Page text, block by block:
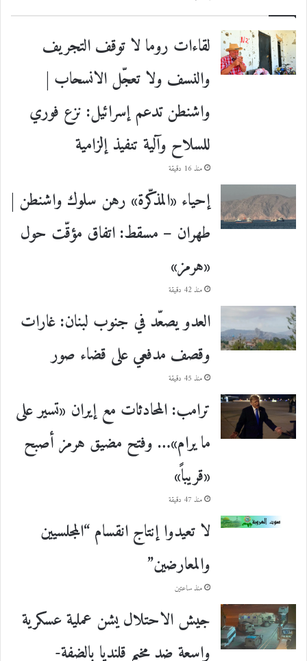
لقاءات روما لا توقف التجريف
والنسف ولا تعجّل الانسحاب |
واشنطن تدعم إسرائيل: نزع فوري
للسلاح وآلية تنفيذ إلزامية
منذ 16 دقيقة
إحياء «المذكّرة» رهن سلوك واشنطن |
طهران – مسقط: اتفاق مؤقّت حول
«هرمز»
منذ 42 دقيقة
العدو يصعّد في جنوب لبنان: غارات
وقصف مدفعي على قضاء صور
منذ 45 دقيقة
ترامب: المحادثات مع إيران «تسير على
ما يرام»… وفتح مضيق هرمز أصبح
«قريباً»
منذ 47 دقيقة
لا تعيدوا إنتاج انقسام “المجلسيين
والمعارضين”
منذ ساعتين
جيش الاحتلال يشن عملية عسكرية
واسعة ضد مخيم قلنديا بالضفة-